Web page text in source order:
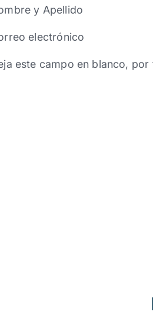
y Apellido
electrónico
este campo en blanco, por